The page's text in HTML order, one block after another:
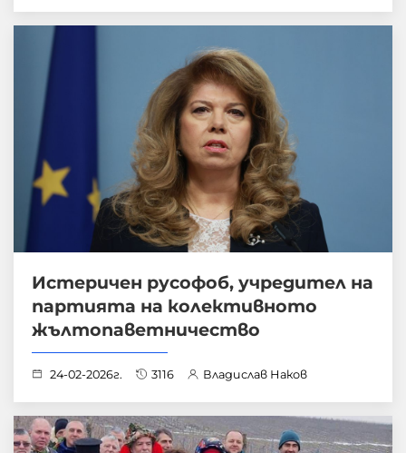
Истеричен русофоб, учредител на
партията на колективното
жълтопаветничество
24-02-2026г. 3116 Владислав Наков